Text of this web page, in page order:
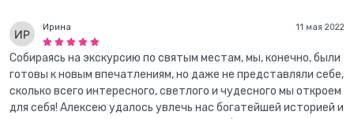
11 мая 2022
Ирина
Собираясь на экскурсию по святым местам, мы, конечно, были
готовы к новым впечатлениям, но даже не представляли себе,
сколько всего интересного, светлого и чудесного мы откроем
для себя! Алексею удалось увлечь нас богатейшей историей и